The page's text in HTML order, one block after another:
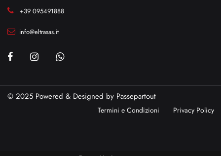
+39 095491888
info@eltrasas.it
© 2025 Powered & Designed by Passepartout
Termini e Condizioni Privacy Policy